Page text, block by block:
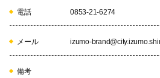
生きる力と夢を育む教育の充実
事業
電話 0853-21-6274
メール izumo-
備考